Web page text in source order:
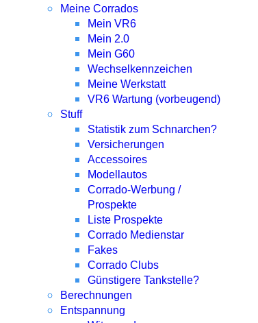
Meine Corrados
Mein VR6
Mein 2.0
Mein G60
Wechselkennzeichen
Meine Werkstatt
VR6 Wartung (vorbeugend)
Stuff
Statistik zum Schnarchen?
Versicherungen
Accessoires
Modellautos
Corrado-Werbung /
Prospekte
Liste Prospekte
Corrado Medienstar
Fakes
Corrado Clubs
Günstigere Tankstelle?
Berechnungen
Entspannung